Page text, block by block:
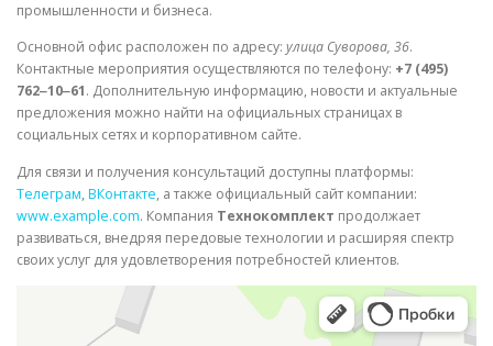
промышленности и бизнеса.
Основной офис расположен по адресу: улица Суворова, 36.
Контактные мероприятия осуществляются по телефону: +7 (495)
762‒10‒61. Дополнительную информацию, новости и актуальные
предложения можно найти на официальных страницах в
социальных сетях и корпоративном сайте.
Для связи и получения консультаций доступны платформы:
Телеграм, ВКонтакте, а также официальный сайт компании:
www.example.com. Компания Технокомплект продолжает
развиваться, внедряя передовые технологии и расширяя спектр
своих услуг для удовлетворения потребностей клиентов.